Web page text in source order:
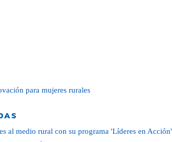
para mujeres rurales
al medio rural con su programa 'Líderes en Acción'